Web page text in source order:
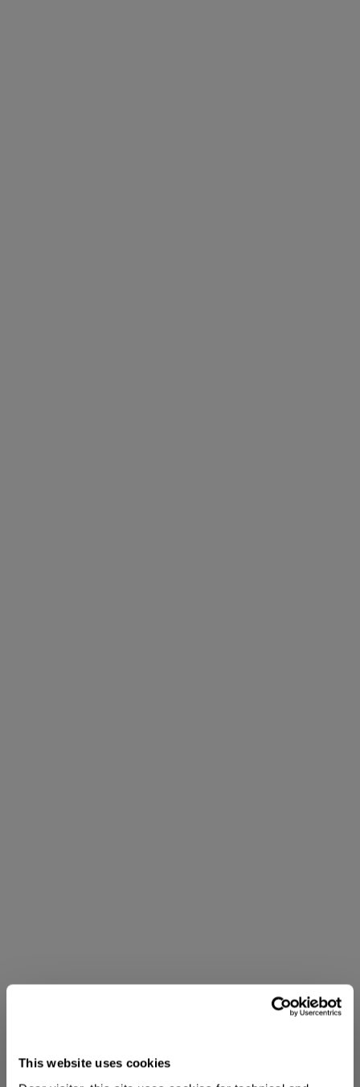
This website uses cookies